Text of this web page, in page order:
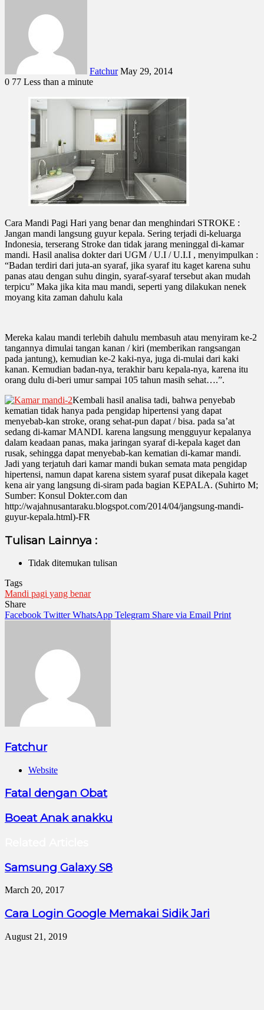
Fatchur May 29, 2014
0 77 Less than a minute
Cara Mandi Pagi Hari yang benar dan menghindari STROKE :
Jangan mandi langsung guyur kepala. Sering terjadi di-keluarga
Indonesia, terserang Stroke dan tidak jarang meninggal di-kamar
mandi. Hasil analisa dokter dari UGM / U.I / U.I.I , menyimpulkan :
“Badan terdiri dari juta-an syaraf, jika syaraf itu kaget karena suhu
panas atau dengan suhu dingin, syaraf-syaraf tersebut akan mudah
terpicu” Maka jika kita mau mandi, seperti yang dilakukan nenek
moyang kita zaman dahulu kala
Mereka kalau mandi terlebih dahulu membasuh atau menyiram ke-2
tangannya dimulai tangan kanan / kiri (memberikan rangsangan
pada jantung), kemudian ke-2 kaki-nya, juga di-mulai dari kaki
kanan. Kemudian badan-nya, terakhir baru kepala-nya, karena itu
orang dulu di-beri umur sampai 105 tahun masih sehat….”.
Kembali hasil analisa tadi, bahwa penyebab
kematian tidak hanya pada pengidap hipertensi yang dapat
menyebab-kan stroke, orang sehat-pun dapat / bisa. pada sa’at
sedang di-kamar MANDI. karena langsung mengguyur kepalanya
dalam keadaan panas, maka jaringan syaraf di-kepala kaget dan
rusak, sehingga dapat menyebab-kan kematian di-kamar mandi.
Jadi yang terjatuh dari kamar mandi bukan semata mata pengidap
hipertensi, namun dapat karena sistem syaraf pusat dikepala kaget
kena air yang langsung di-siram pada bagian KEPALA. (Suhirto M;
Sumber: Konsul Dokter.com dan
http://wajahnusantaraku.blogspot.com/2014/04/jangsung-mandi-
guyur-kepala.html)-FR
Tulisan Lainnya :
Tidak ditemukan tulisan
Tags
Mandi pagi yang benar
Share
Facebook Twitter WhatsApp Telegram Share via Email Print
Fatchur
Website
Fatal dengan Obat
Boeat Anak anakku
Samsung Galaxy S8
March 20, 2017
Cara Login Google Memakai Sidik Jari
August 21, 2019